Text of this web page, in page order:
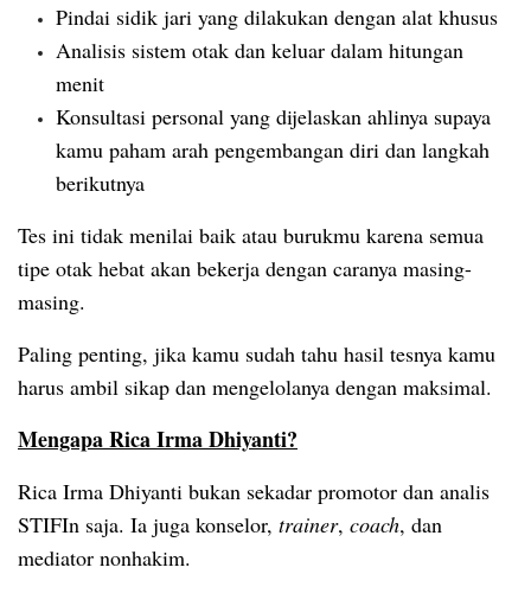
Pindai sidik jari yang dilakukan dengan alat khusus
Analisis sistem otak dan keluar dalam hitungan
menit
Konsultasi personal yang dijelaskan ahlinya supaya
kamu paham arah pengembangan diri dan langkah
berikutnya
Tes ini tidak menilai baik atau burukmu karena semua
tipe otak hebat akan bekerja dengan caranya masing-
masing.
Paling penting, jika kamu sudah tahu hasil tesnya kamu
harus ambil sikap dan mengelolanya dengan maksimal.
Mengapa Rica Irma Dhiyanti?
Rica Irma Dhiyanti bukan sekadar promotor dan analis
STIFIn saja. Ia juga konselor, trainer, coach, dan
mediator nonhakim.